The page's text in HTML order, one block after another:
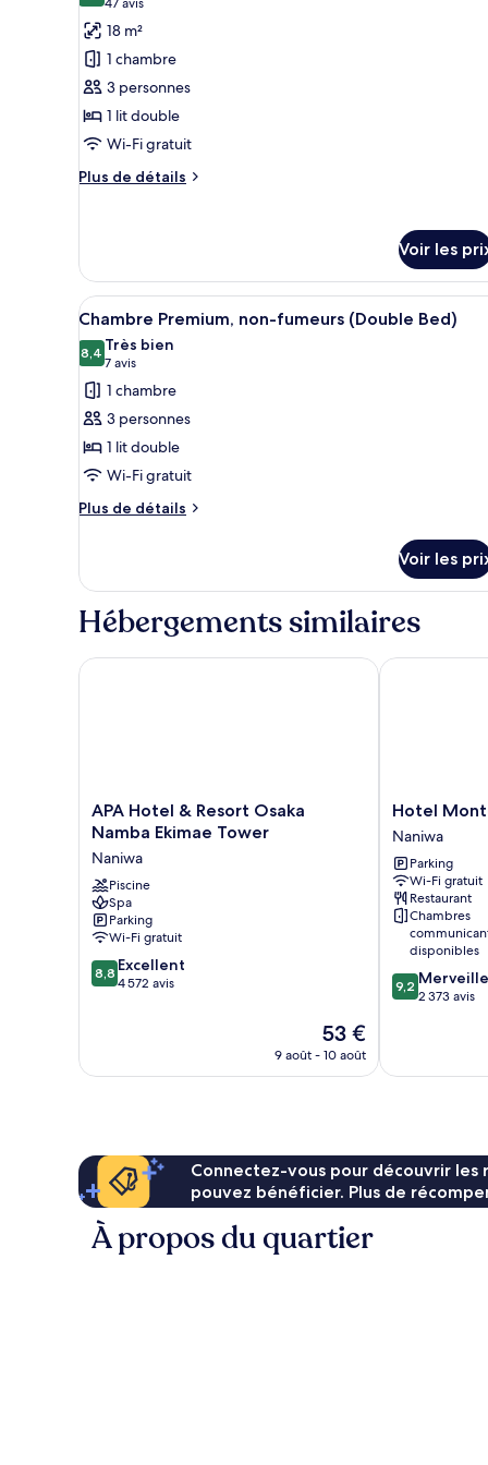
photos
pour
ce
type
de
chambre :
Chambre
(For
2
Guests)
(47 avis)
18 m²
1 chambre
3 personnes
1 lit double
Wi-Fi gratuit
Plus de détails
Plus
type
de
chambre
Double,
non-
fumeurs
(For
2
Guests)
Voir les
Afficher
toutes
les
photos
pour
ce
type
de
chambre :
non-
fumeurs
(Double
Bed)
Une chambre d’hôtel
26
Chambre Premium, non-fumeurs (Double Bed)
8,48,4 sur 10
Très bien
7 avis
(7 avis)
1 chambre
3 personnes
1 lit double
Wi-Fi gratuit
Plus de détails
Plus
le
type
de
Chambre
Voir les
Hébergements similaires
APA
Hotel
Resort
Osaka
Namba
Ekimae
Tower
Naniwa
APA Hotel & Resort Osaka
Namba Ekimae Tower
Naniwa
Piscine
Spa
Parking
Wi-Fi gratuit
8.8
sur
8,8 Excellent
4 572 avis
Le
nouveau
53 €
9 août - 10 août
APA Hotel & Resort Osaka Namba Ekimae Tower
Hotel
Monterey
Grasmere
Osaka
Naniwa
Hotel
Naniwa
Parking
Wi-Fi gratuit
Restaurant
Chambres
disponibles
9.2
sur
9,2
2 373 avis
Hotel
Connectez-vous pour découvrir
pouvez bénéficier. Plus de
À propos du quartier